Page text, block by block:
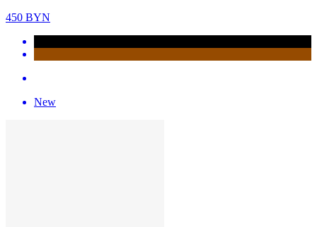
450 BYN
New